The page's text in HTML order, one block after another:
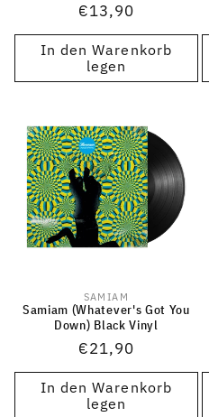
Normaler
Preis
€13,90
In den Warenkorb
legen
Anbieter:
SAMIAM
Samiam (Whatever's Got You
Down) Black Vinyl
Normaler
Preis
€21,90
In den Warenkorb
legen